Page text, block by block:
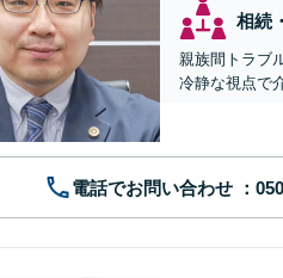
相続
親族間トラブ
冷静な視点で
電話でお問い合わせ